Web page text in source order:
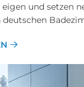
und setzen